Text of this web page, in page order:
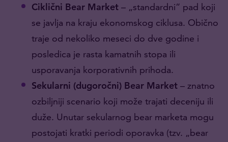
Ciklični Bear Market – „standardni“ pad koji
se javlja na kraju ekonomskog ciklusa. Obično
traje od nekoliko meseci do dve godine i
posledica je rasta kamatnih stopa ili
usporavanja korporativnih prihoda.
Sekularni (dugoročni) Bear Market – znatno
ozbiljniji scenario koji može trajati deceniju ili
duže. Unutar sekularnog bear marketa mogu
postojati kratki periodi oporavka (tzv. „bear